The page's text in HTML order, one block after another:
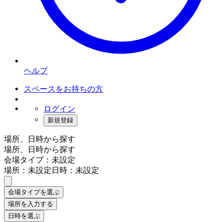
ヘルプ
スペースをお持ちの方
ログイン
新規登録
場所、日時から探す
場所、日時から探す
会場タイプ：未設定
場所：未設定日時：未設定
会場タイプを選ぶ
場所を入力する
日時を選ぶ